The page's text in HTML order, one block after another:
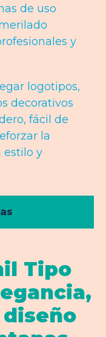
de uso
y
logotipos,
decorativos
fácil de
la
estilo y
Tipo